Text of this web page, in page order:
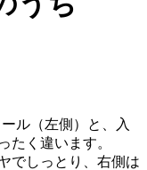
ル（左側）と、入
たく違います。
でしっとり、右側は